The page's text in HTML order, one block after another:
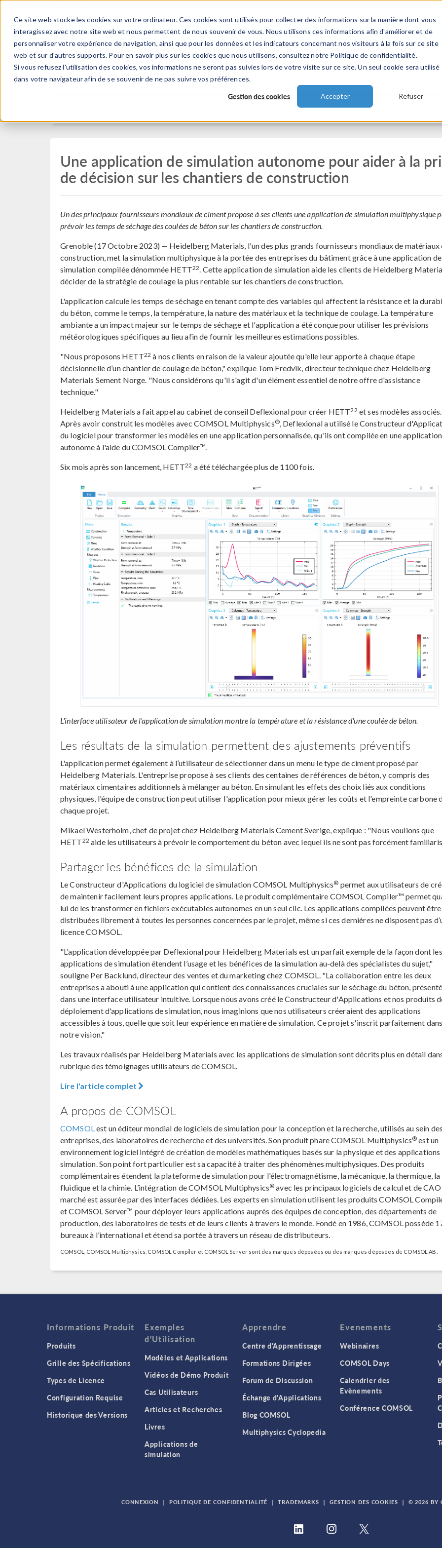
Ce site web stocke les cookies sur votre ordinateur. Ces cookies sont utilisés pour collecter des informations sur la manière dont vous
interagissez avec notre site web et nous permettent de nous souvenir de vous. Nous utilisons ces informations afin d'améliorer et de
personnaliser votre expérience de navigation, ainsi que pour les données et les indicateurs concernant nos visiteurs à la fois sur ce site
web et sur d'autres supports. Pour en savoir plus sur les cookies que nous utilisons, consultez notre Politique de confidentialité.
Si vous refusez l'utilisation des cookies, vos informations ne seront pas suivies lors de votre visite sur ce site. Un seul cookie sera utilisé
dans votre navigateur afin de se souvenir de ne pas suivre vos préférences.
Gestion des cookies Accepter Refuser
PRODUITS INDUSTRIES VIDEOS EVENEMENTS
Press Release
Une application de simulation autonome pour aider à la
de décision sur les chantiers de construction
Un des principaux fournisseurs mondiaux de ciment propose à ses clients une application de simulation multiphysique
prévoir les temps de séchage des coulées de béton sur les chantiers de construction.
Grenoble (17 Octobre 2023) — Heidelberg Materials, l'un des plus grands fournisseurs mondiaux de matériaux
construction, met la simulation multiphysique à la portée des entreprises du bâtiment grâce à une application de
simulation compilée dénommée HETT22. Cette application de simulation aide les clients de Heidelberg
décider de la stratégie de coulage la plus rentable sur les chantiers de construction.
L'application calcule les temps de séchage en tenant compte des variables qui affectent la résistance et la
du béton, comme le temps, la température, la nature des matériaux et la technique de coulage. La température
ambiante a un impact majeur sur le temps de séchage et l'application a été conçue pour utiliser les prévisions
météorologiques spécifiques au lieu afin de fournir les meilleures estimations possibles.
"Nous proposons HETT22 à nos clients en raison de la valeur ajoutée qu'elle leur apporte à chaque étape
décisionnelle d’un chantier de coulage de béton," explique Tom Fredvik, directeur technique chez Heidelberg
Materials Sement Norge. "Nous considérons qu'il s'agit d'un élément essentiel de notre offre d'assistance
technique."
Heidelberg Materials a fait appel au cabinet de conseil Deflexional pour créer HETT22 et ses modèles associés.
Après avoir construit les modèles avec COMSOL Multiphysics®, Deflexional a utilisé le Constructeur
du logiciel pour transformer les modèles en une application personnalisée, qu'ils ont compilée en une application
autonome à l'aide du COMSOL Compiler™.
Six mois après son lancement, HETT22 a été téléchargée plus de 1100 fois.
L'interface utilisateur de l'application de simulation montre la température et la résistance d'une coulée de béton.
Les résultats de la simulation permettent des ajustements préventifs
L'application permet également à l’utilisateur de sélectionner dans un menu le type de ciment proposé par
Heidelberg Materials. L'entreprise propose à ses clients des centaines de références de béton, y compris des
matériaux cimentaires additionnels à mélanger au béton. En simulant les effets des choix liés aux conditions
physiques, l'équipe de construction peut utiliser l'application pour mieux gérer les coûts et l'empreinte carbone
chaque projet.
Mikael Westerholm, chef de projet chez Heidelberg Materials Cement Sverige, explique : "Nous voulions que
HETT22 aide les utilisateurs à prévoir le comportement du béton avec lequel ils ne sont pas forcément
Partager les bénéfices de la simulation
Le Constructeur d'Applications du logiciel de simulation COMSOL Multiphysics® permet aux utilisateurs de
de maintenir facilement leurs propres applications. Le produit complémentaire COMSOL Compiler™ permet
lui de les transformer en fichiers exécutables autonomes en un seul clic. Les applications compilées peuvent être
distribuées librement à toutes les personnes concernées par le projet, même si ces dernières ne disposent pas
licence COMSOL.
"L'application développée par Deflexional pour Heidelberg Materials est un parfait exemple de la façon dont les
applications de simulation étendent l’usage et les bénéfices de la simulation au-delà des spécialistes du sujet,"
souligne Per Backlund, directeur des ventes et du marketing chez COMSOL. "La collaboration entre les deux
entreprises a abouti à une application qui contient des connaissances cruciales sur le séchage du béton,
dans une interface utilisateur intuitive. Lorsque nous avons créé le Constructeur d'Applications et nos produits
déploiement d'applications de simulation, nous imaginions que nos utilisateurs créeraient des applications
accessibles à tous, quelle que soit leur expérience en matière de simulation. Ce projet s'inscrit parfaitement dans
notre vision."
Les travaux réalisés par Heidelberg Materials avec les applications de simulation sont décrits plus en détail
rubrique des témoignages utilisateurs de COMSOL.
Lire l'article complet
A propos de COMSOL
COMSOLest un éditeur mondial de logiciels de simulation pour la conception et la recherche, utilisés au sein des
entreprises, des laboratoires de recherche et des universités. Son produit phare COMSOL Multiphysics® est un
environnement logiciel intégré de création de modèles mathématiques basés sur la physique et des applications
simulation. Son point fort particulier est sa capacité à traiter des phénomènes multiphysiques. Des produits
complémentaires étendent la plateforme de simulation pour l'électromagnétisme, la mécanique, la thermique, la
fluidique et la chimie. L’intégration de COMSOL Multiphysics® avec les principaux logiciels de calcul et de CAO
marché est assurée par des interfaces dédiées. Les experts en simulation utilisent les produits COMSOL
et COMSOL Server™ pour déployer leurs applications auprès des équipes de conception, des départements de
production, des laboratoires de tests et de leurs clients à travers le monde. Fondé en 1986, COMSOL possède
bureaux à l’international et étend sa portée à travers un réseau de distributeurs.
COMSOL, COMSOL Multiphysics, COMSOL Compiler et COMSOL Server sont des marques déposées ou des marques déposées de COMSOL AB.
Informations Produit
Produits
Grille des Spécifications
Types de Licence
Configuration Requise
Historique des Versions
Exemples
d'Utilisation
Modèles et Applications
Vidéos de Démo Produit
Cas Utilisateurs
Articles et Recherches
Livres
Applications de
simulation
Apprendre
Centre d'Apprentissage
Formations Dirigées
Forum de Discussion
Échange d'Applications
Blog COMSOL
Multiphysics Cyclopedia
Evenements
Webinaires
COMSOL Days
Calendrier des
Evènements
Conférence COMSOL
CONNEXION | POLITIQUE DE CONFIDENTIALITÉ | TRADEMARKS | GESTION DES COOKIES | © 2026 BY